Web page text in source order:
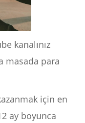
kanalınız
masada para
için en
ay boyunca